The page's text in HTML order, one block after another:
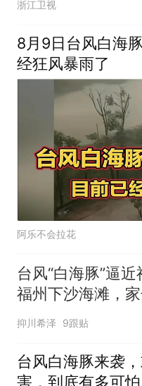
浙江卫视
8月9日台风白海
经狂风暴雨了
阿乐不会拉花
台风“白海豚”逼近
福州下沙海滩，家
子玩的不亦乐乎
抑川希泽 9跟贴
台风白海豚来袭
害，到底有多可怕